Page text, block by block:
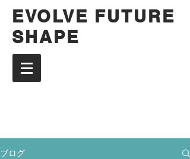
EVOLVE FUTURE
SHAPE
ブログ